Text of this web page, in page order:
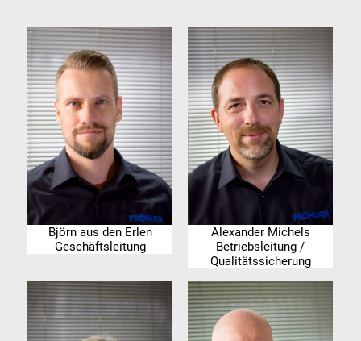
Björn aus den Erlen
Geschäftsleitung
Alexander Michels
Betriebsleitung /
Qualitätssicherung